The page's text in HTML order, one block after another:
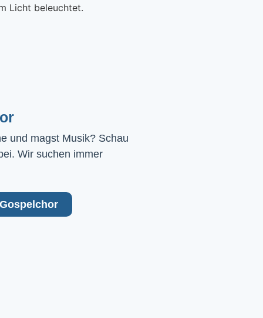
und magst Musik? Schau
Wir suchen immer